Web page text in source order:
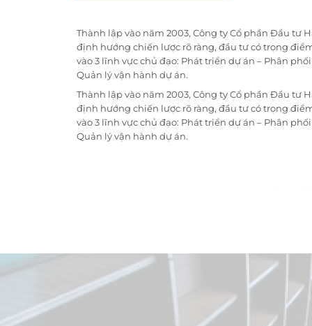
Thành lập vào năm 2003, Công ty Cổ phần Đầu tư
định hướng chiến lược rõ ràng, đầu tư có trọng
vào 3 lĩnh vực chủ đạo: Phát triển dự án – Phân
Quản lý vận hành dự án.
Thành lập vào năm 2003, Công ty Cổ phần Đầu tư
định hướng chiến lược rõ ràng, đầu tư có trọng
vào 3 lĩnh vực chủ đạo: Phát triển dự án – Phân
Quản lý vận hành dự án.